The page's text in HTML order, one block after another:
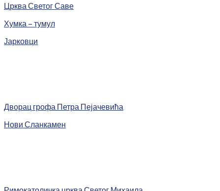
Црква Светог Саве
Хумка – тумул
Јарковци
Дворац грофа Петра Пејачевића
Нови Сланкамен